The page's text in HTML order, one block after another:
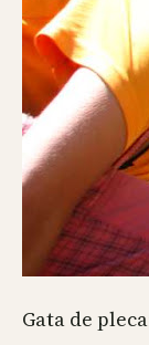
Gata de